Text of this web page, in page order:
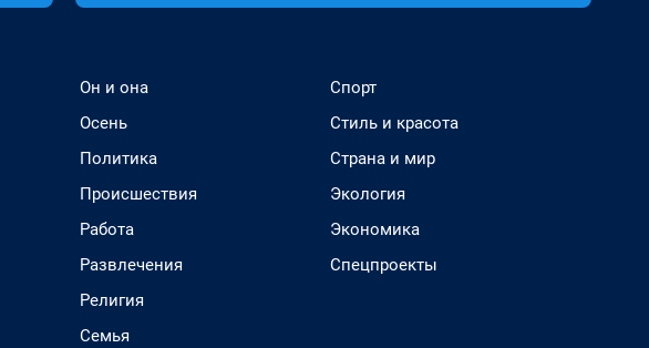
Он и она
Осень
Политика
Происшествия
Работа
Развлечения
Религия
Семья
Спорт
Стиль и красота
Страна и мир
Экология
Экономика
Спецпроекты